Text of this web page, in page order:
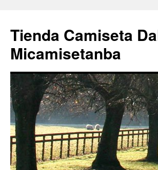
Tienda Camiseta
Micamisetanba